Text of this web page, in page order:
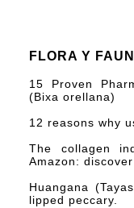
FLORA Y
15 Proven
(Bixa orellana)
12 reasons why
The collagen
Amazon:
Huangana
lipped peccary.